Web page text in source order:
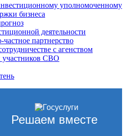
уполномоченному
бизнеса
деятельности
партнерство
с агенством
СВО
Решаем вместе